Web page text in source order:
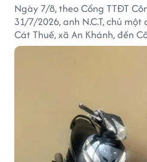
Ngày 7/8, theo Cổng TTĐT
31/7/2026, anh N.C.T, chủ
Cát Thuế, xã An Khánh, đến
việc bị mất trộm chiếc xe
xe còn có nhiều giấy tờ cá